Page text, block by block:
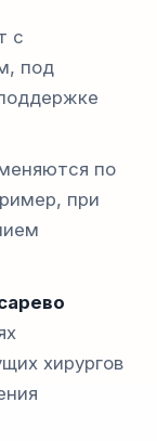
с
под
по
при
хирургов